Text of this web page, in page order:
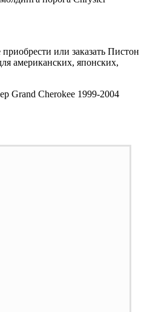
или заказать Пистон
американских, японских,
Grand Cherokee 1999-2004